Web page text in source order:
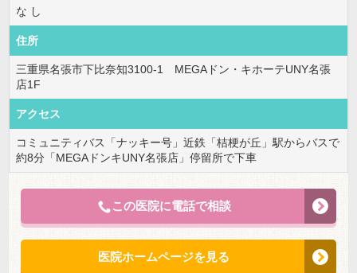
な し
住所
三重県名張市下比奈知3100-1 MEGAドン・キホーテUNY名張
店1F
アクセス
コミュニティバス「ナッキー号」近鉄「桔梗が丘」駅からバスで
約8分「MEGAドンキUNY名張店」停留所で下車
この医院に電話で相談
医院ホームページを見る